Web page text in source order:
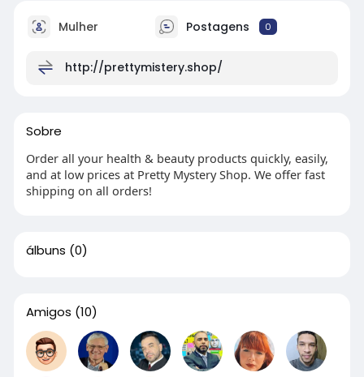
Mulher Postagens 0
http://prettymistery.shop/
Sobre
Order all your health & beauty products quickly, easily,
and at low prices at Pretty Mystery Shop. We offer fast
shipping on all orders!
álbuns (0)
Amigos (10)